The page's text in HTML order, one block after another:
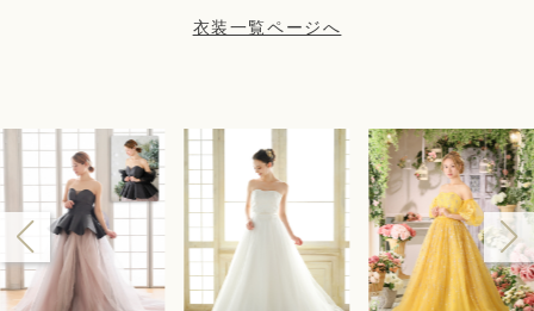
衣装一覧ページへ